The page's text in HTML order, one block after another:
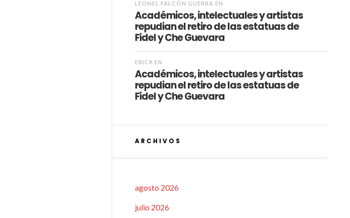
LEONEL FALCÓN GUERRA EN
Académicos, intelectuales y artistas
repudian el retiro de las estatuas de
Fidel y Che Guevara
ERICK EN
Académicos, intelectuales y artistas
repudian el retiro de las estatuas de
Fidel y Che Guevara
ARCHIVOS
agosto 2026
julio 2026